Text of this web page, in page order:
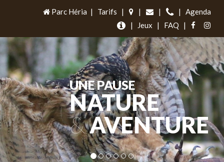
Parc Héria | Tarifs | | | |
Agenda
|
Jeux | FAQ |
UNE PAUSE
NATURE
&AVENTURE